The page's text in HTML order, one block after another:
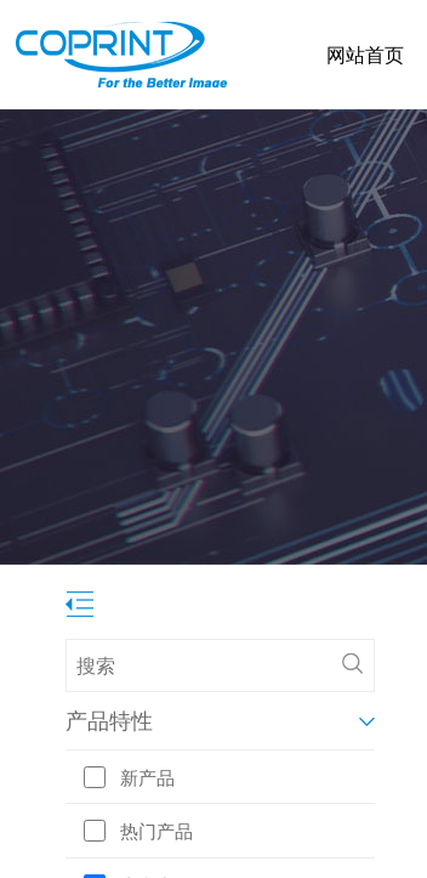
网站首页
产品特性
新产品
热门产品